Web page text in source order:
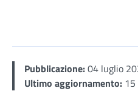
Pubblicazione:04 luglio
Ultimo aggiornamento: